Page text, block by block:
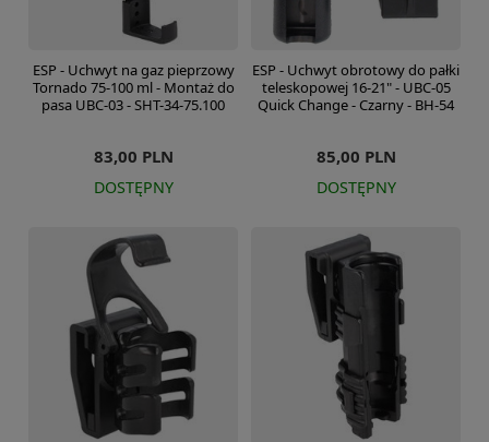
ESP - Uchwyt na gaz pieprzowy
Tornado 75-100 ml - Montaż do
pasa UBC-03 - SHT-34-75.100
83,00 PLN
DOSTĘPNY
ESP - Uchwyt obrotowy do pałki
teleskopowej 16-21" - UBC-05
Quick Change - Czarny - BH-54
85,00 PLN
DOSTĘPNY